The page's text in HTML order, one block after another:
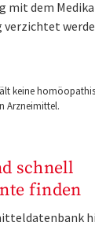
mit dem
keine
Arzneimittel.
schnell
finden